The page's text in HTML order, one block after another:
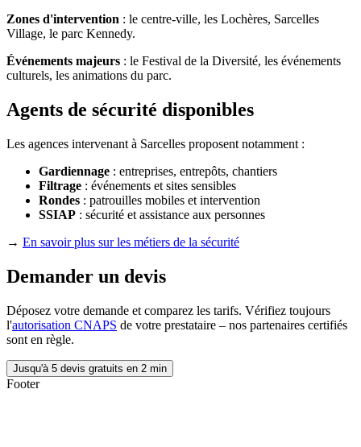
Zones d'intervention : le centre-ville, les Lochères, Sarcelles
Village, le parc Kennedy.
Événements majeurs : le Festival de la Diversité, les événements
culturels, les animations du parc.
Agents de sécurité disponibles
Les agences intervenant à Sarcelles proposent notamment :
Gardiennage : entreprises, entrepôts, chantiers
Filtrage : événements et sites sensibles
Rondes : patrouilles mobiles et intervention
SSIAP : sécurité et assistance aux personnes
→ En savoir plus sur les métiers de la sécurité
Demander un devis
Déposez votre demande et comparez les tarifs. Vérifiez toujours
l'autorisation CNAPS de votre prestataire – nos partenaires certifiés
sont en règle.
Jusqu'à 5 devis gratuits en 2 min
Footer